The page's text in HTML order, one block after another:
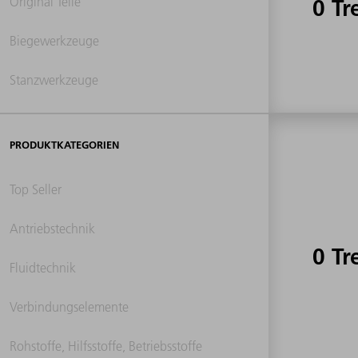
Biegewerkzeuge
Stanzwerkzeuge
0
PRODUKTKATEGORIEN
Top Seller
Antriebstechnik
Fluidtechnik
Verbindungselemente
Rohstoffe, Hilfsstoffe, Betriebsstoffe
0